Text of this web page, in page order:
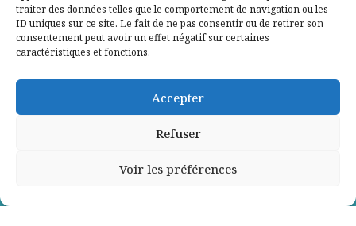
traiter des données telles que le comportement de navigation ou les
ID uniques sur ce site. Le fait de ne pas consentir ou de retirer son
consentement peut avoir un effet négatif sur certaines
caractéristiques et fonctions.
Accepter
Refuser
Voir les préférences
Mentions légales